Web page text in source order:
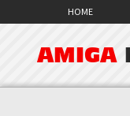
HOME
AMIGA